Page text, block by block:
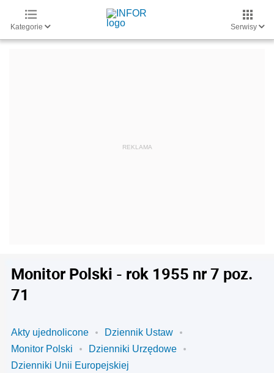
Kategorie Serwisy
Monitor Polski - rok 1955 nr 7 poz.
71
Akty ujednolicone
Dziennik Ustaw
Monitor Polski
Dzienniki Urzędowe
Dzienniki Unii Europejskiej